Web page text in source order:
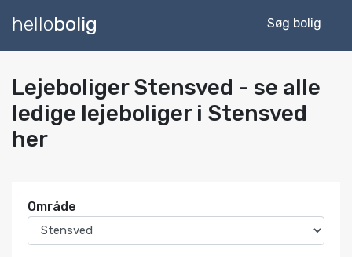
hellobolig Søg bolig
Lejeboliger Stensved - se alle
ledige lejeboliger i Stensved
her
Område